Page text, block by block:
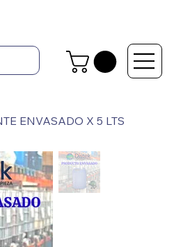
ENVASADO X 5 LTS